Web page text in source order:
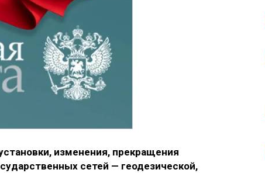
изменения, прекращения
сетей — геодезической,